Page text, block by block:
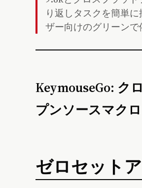
り返しタスクを簡単
ザー向けのグリーンで
KeymouseGo: ク
プンソースマク
ゼロセット